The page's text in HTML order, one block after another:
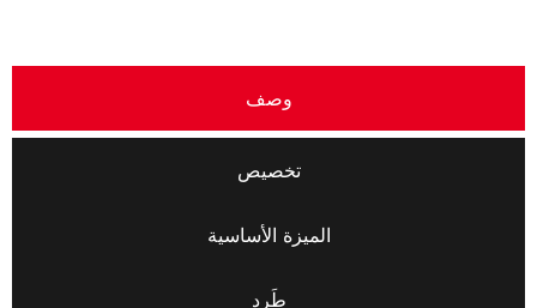
وصف
تخصيص
الميزة الأساسية
طَرد